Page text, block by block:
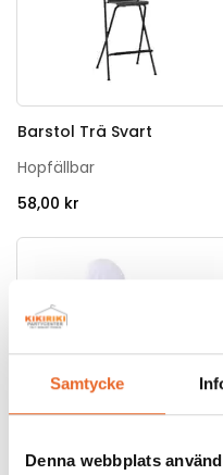
Samtycke
Denna webbplats
Barstol Trä Svart
Hopfällbar
58,00 kr